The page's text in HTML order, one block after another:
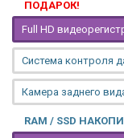
ПОДАРОК!
Full HD
Система контроля
Камера заднего
RAM / SSD